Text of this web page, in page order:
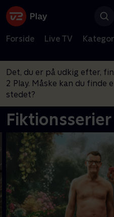
Forside Live TV
Det, du er på udkig efter,
2 Play. Måske kan du finde
stedet?
Fiktionsserier